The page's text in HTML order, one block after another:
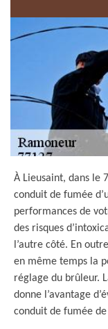
À Lieusaint, dans le
conduit de fumée
performances de
des risques
l’autre côté. En
en même temps la
réglage du brûleur.
donne l’avantage
conduit de fumée